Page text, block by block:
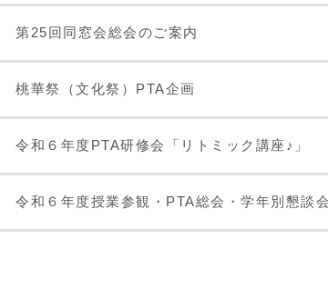
第25回同窓会総会のご案内
桃華祭（文化祭）PTA企画
令和６年度PTA研修会「リトミック講座♪」
令和６年度授業参観・PTA総会・学年別懇談